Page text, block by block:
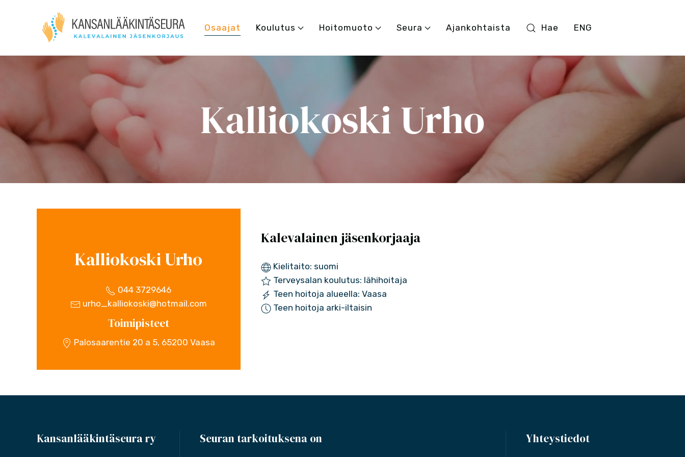
Osaajat Koulutus Hoitomuoto Seura Ajankohtaista Hae ENG
Kalliokoski Urho
Kalliokoski Urho
044 3729646
urho_kalliokoski@hotmail.com
Toimipisteet
Palosaarentie 20 a 5, 65200 Vaasa
Kalevalainen jäsenkorjaaja
Kielitaito: suomi
Terveysalan koulutus: lähihoitaja
Teen hoitoja alueella: Vaasa
Teen hoitoja arki-iltaisin
Kansanlääkintäseura ry Seuran tarkoituksena on Yhteystiedot